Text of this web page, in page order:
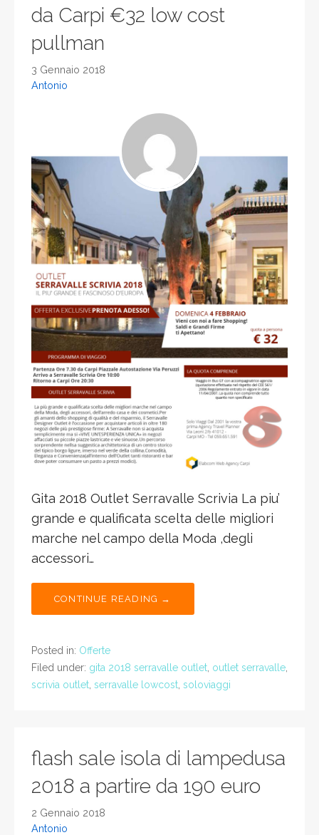
da Carpi €32 low cost
pullman
3 Gennaio 2018
Antonio
Gita 2018 Outlet Serravalle Scrivia La piu’
grande e qualificata scelta delle migliori
marche nel campo della Moda ,degli
accessori…
CONTINUE READING →
Posted in: Offerte
Filed under: gita 2018 serravalle outlet outlet serravalle
scrivia outlet serravalle lowcost soloviaggi
flash sale isola di lampedusa
2018 a partire da 190 euro
2 Gennaio 2018
Antonio